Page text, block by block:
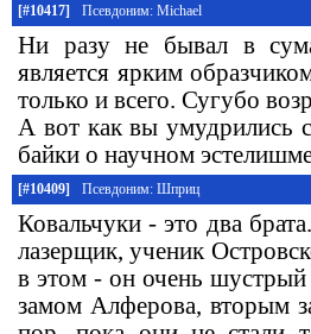
[#10417] Псевдоним: Michael
Ни разу не бывал в
является ярким
только и всего. Сугубо
А вот как вы умудрились с
байки о научном
[#10409] Псевдоним: Шприц
Ковальчуки - это два
лазерщик, ученик
в этом - он очень
замом Алферова, вторым